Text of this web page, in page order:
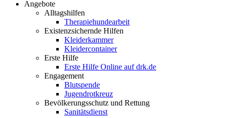
Angebote
Alltagshilfen
Therapiehundearbeit
Existenzsichernde Hilfen
Kleiderkammer
Kleidercontainer
Erste Hilfe
Erste Hilfe Online auf drk.de
Engagement
Blutspende
Jugendrotkreuz
Bevölkerungsschutz und Rettung
Sanitätsdienst